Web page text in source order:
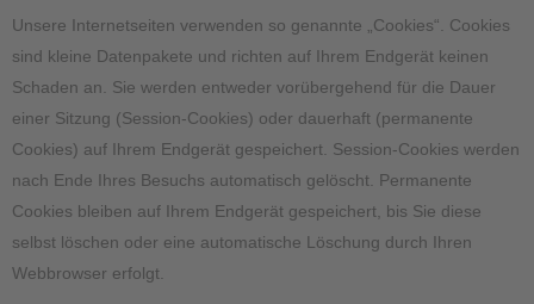
Unsere Internetseiten verwenden so genannte „Cookies“. Cookies
sind kleine Datenpakete und richten auf Ihrem Endgerät keinen
Schaden an. Sie werden entweder vorübergehend für die Dauer
einer Sitzung (Session-Cookies) oder dauerhaft (permanente
Cookies) auf Ihrem Endgerät gespeichert. Session-Cookies werden
nach Ende Ihres Besuchs automatisch gelöscht. Permanente
Cookies bleiben auf Ihrem Endgerät gespeichert, bis Sie diese
selbst löschen oder eine automatische Löschung durch Ihren
Webbrowser erfolgt.